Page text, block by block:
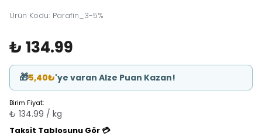
Ürün Kodu: Parafin_3-5%
₺ 134.99
🎁5,40₺'ye varan Alze Puan Kazan!
Birim Fiyat:
₺ 134.99 / kg
Taksit Tablosunu Gör 💳